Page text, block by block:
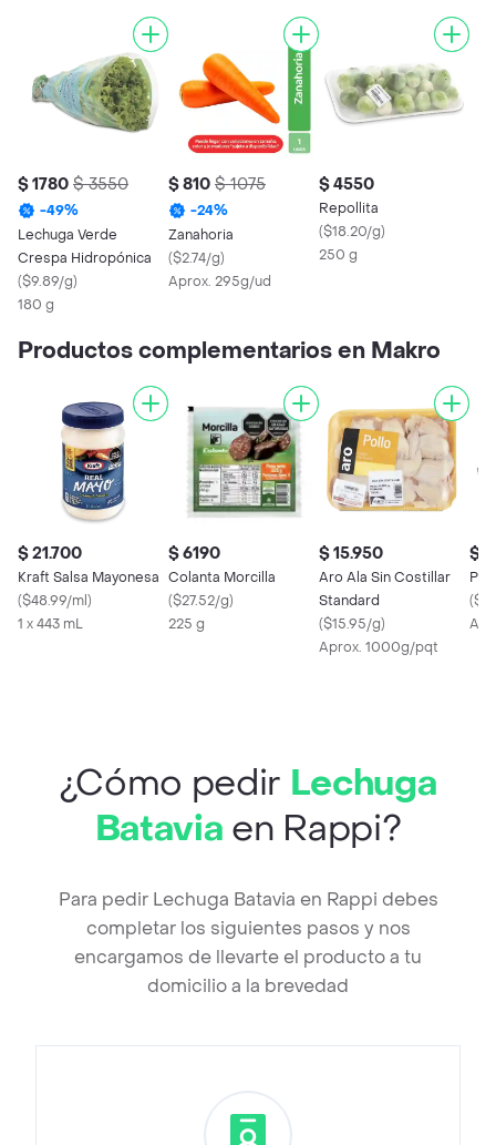
$ 1780 $ 3550
-49%
Lechuga Verde
Crespa Hidropónica
($9.89/g)
180 g
$ 810 $ 1075
-24%
Zanahoria
($2.74/g)
Aprox. 295g/ud
$ 4550
Repollita
($18.20/g)
250 g
Productos complementarios en Makro
$ 21.700
Kraft Salsa Mayonesa
($48.99/ml)
1 x 443 mL
$ 6190
Colanta Morcilla
($27.52/g)
225 g
$ 15.950
Aro Ala Sin Costillar
Standard
($15.95/g)
Aprox. 1000g/pqt
$
(
¿Cómo pedir Lechuga
Batavia en Rappi?
Para pedir Lechuga Batavia en Rappi debes
completar los siguientes pasos y nos
encargamos de llevarte el producto a tu
domicilio a la brevedad